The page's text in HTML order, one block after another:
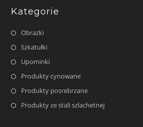
Kategorie
Obrazki
Szkatułki
Upominki
Produkty cynowane
Produkty posrebrzane
Produkty ze stali szlachetnej